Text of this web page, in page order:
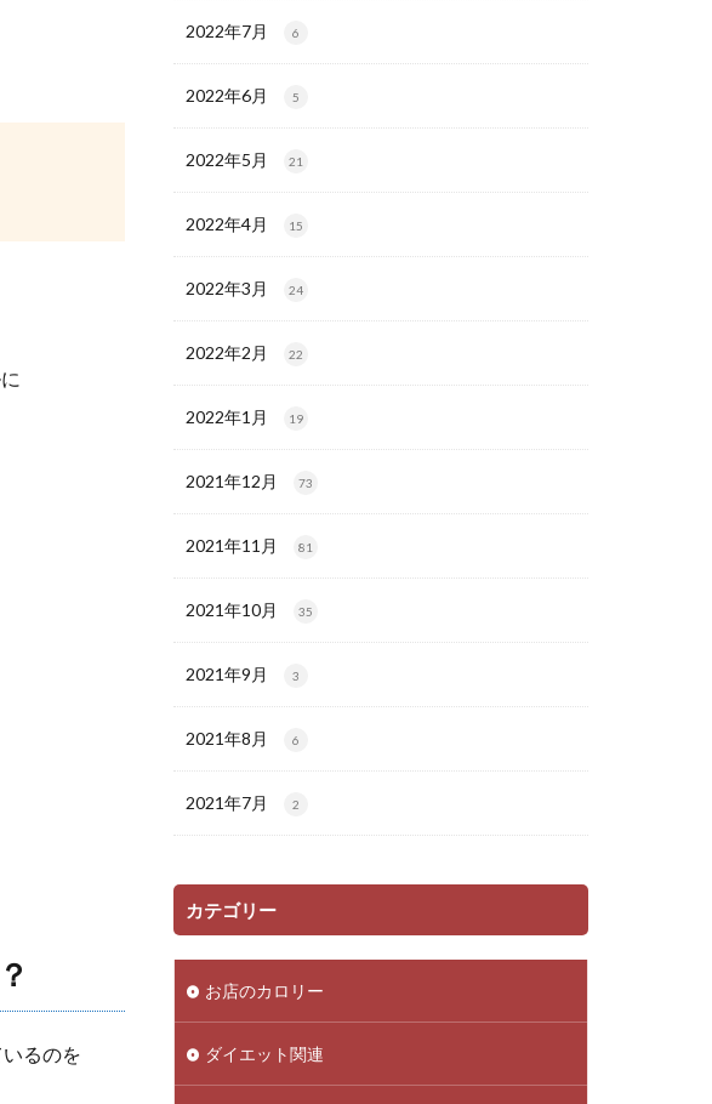
るのを
2022年7月 6
2022年6月 5
2022年5月 21
2022年4月 15
2022年3月 24
2022年2月 22
2022年1月 19
2021年12月 73
2021年11月 81
2021年10月 35
2021年9月 3
2021年8月 6
2021年7月 2
カテゴリー
お店のカロリー
ダイエット関連